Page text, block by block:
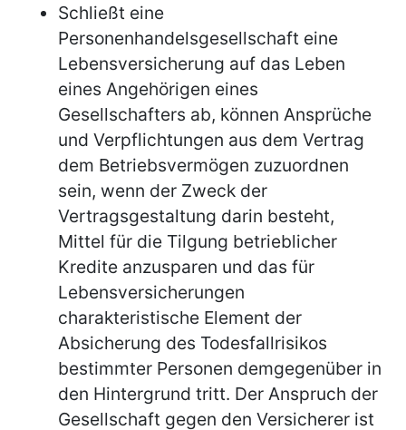
Schließt eine
Personenhandelsgesellschaft eine
Lebensversicherung auf das Leben
eines Angehörigen eines
Gesellschafters ab, können Ansprüche
und Verpflichtungen aus dem Vertrag
dem Betriebsvermögen zuzuordnen
sein, wenn der Zweck der
Vertragsgestaltung darin besteht,
Mittel für die Tilgung betrieblicher
Kredite anzusparen und das für
Lebensversicherungen
charakteristische Element der
Absicherung des Todesfallrisikos
bestimmter Personen demgegenüber in
den Hintergrund tritt. Der Anspruch der
Gesellschaft gegen den Versicherer ist